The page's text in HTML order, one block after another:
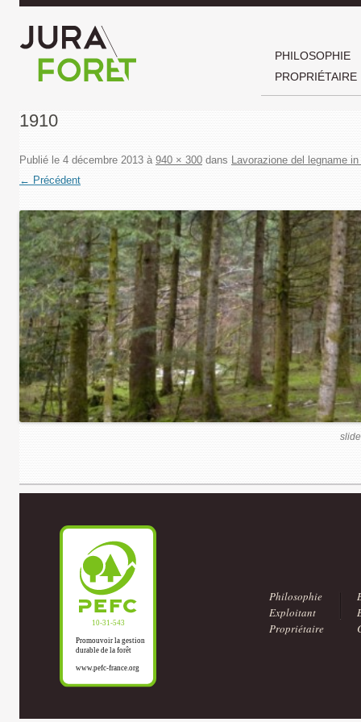
PHILOSOPHIE
PROPRIÉTAIRE
1910
Publié le 4 décembre 2013 à 940 × 300 dans Lavorazione del legname
← Précédent
Philosophie
Exploitant
Propriétaire